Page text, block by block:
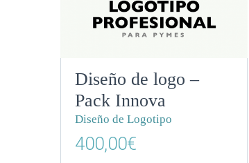
Diseño de logo –
Pack Innova
Diseño de Logotipo
400,00€